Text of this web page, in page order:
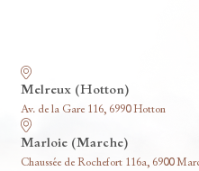
Melreux (Hotton)
Av. de la Gare 116, 6990 Hotton
Marloie (Marche)
Chaussée de Rochefort 116a, 6900